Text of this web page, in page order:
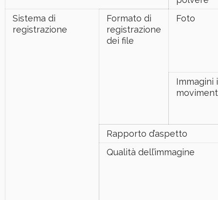
Sistema di
registrazione
Formato di
registrazione
dei file
Foto
Immagini
Rapporto d’aspetto
Qualità dell’immagine